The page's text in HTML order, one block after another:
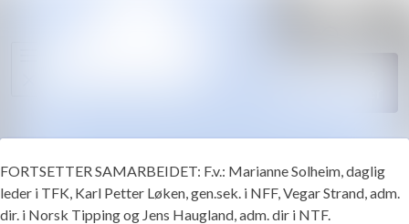
FORTSETTER SAMARBEIDET: F.v.: Marianne Solheim, daglig
leder i TFK, Karl Petter Løken, gen.sek. i NFF, Vegar Strand, adm.
dir. i Norsk Tipping og Jens Haugland, adm. dir i NTF.